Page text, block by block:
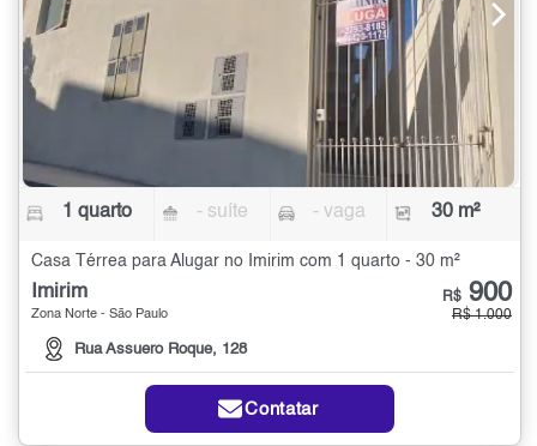
1 quarto - suíte - vaga 30 m²
Casa Térrea para Alugar no Imirim com 1 quarto - 30 m²
Imirim
Zona Norte - São Paulo
Rua Assuero Roque, 128
R$ 900
R$ 1.000
Contatar